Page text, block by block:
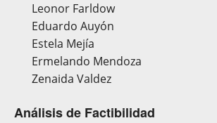
Leonor Farldow
Eduardo Auyón
Estela Mejía
Ermelando Mendoza
Zenaida Valdez
Análisis de Factibilidad